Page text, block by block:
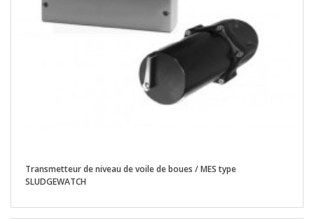
Transmetteur de niveau de voile de boues / MES type
SLUDGEWATCH